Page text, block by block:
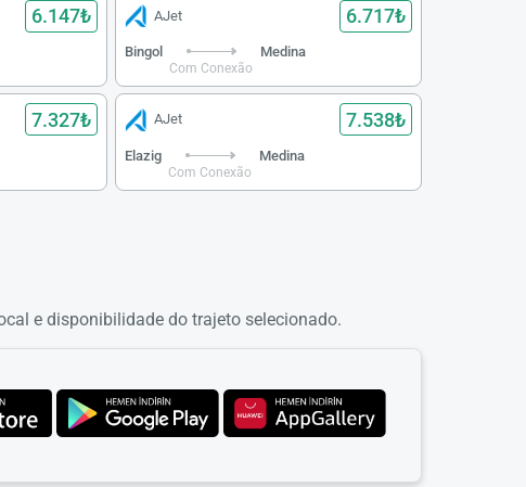
6.147₺ AJet 6.717₺
Bingol
Com Conexão
Medina
7.327₺ AJet 7.538₺
Elazig
Com Conexão
Medina
e disponibilidade do trajeto selecionado.